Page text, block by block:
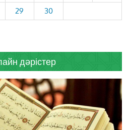
29 30
дәрістер